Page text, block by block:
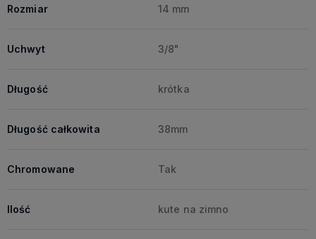
Rozmiar 14 mm
Uchwyt 3/8"
Długość krótka
Długość całkowita 38mm
Chromowane Tak
Ilość kute na zimno